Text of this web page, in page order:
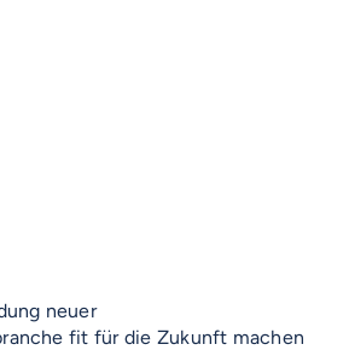
neuer
fit für die Zukunft machen